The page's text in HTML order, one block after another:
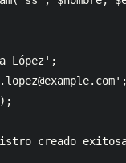
López';
';
creado